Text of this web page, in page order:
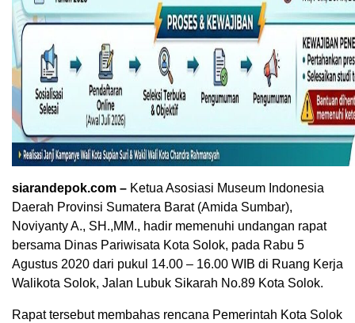
siarandepok.com – Ketua Asosiasi Museum Indonesia
Daerah Provinsi Sumatera Barat (Amida Sumbar),
Noviyanty A., SH.,MM., hadir memenuhi undangan rapat
bersama Dinas Pariwisata Kota Solok, pada Rabu 5
Agustus 2020 dari pukul 14.00 – 16.00 WIB di Ruang Kerja
Walikota Solok, Jalan Lubuk Sikarah No.89 Kota Solok.
Rapat tersebut membahas rencana Pemerintah Kota Solok